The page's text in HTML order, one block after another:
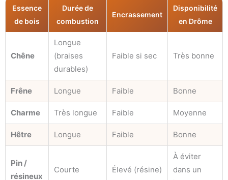
Essence
de bois
Durée de
combustion
Encrassement
Disponibilité
en Drôme
Chêne
Longue
(braises
durables)
Faible si sec Très bonne
Frêne Longue Faible Bonne
Charme Très longue Faible Moyenne
Hêtre Longue Faible Bonne
Pin /
résineux
Courte Élevé (résine)
À éviter
dans un